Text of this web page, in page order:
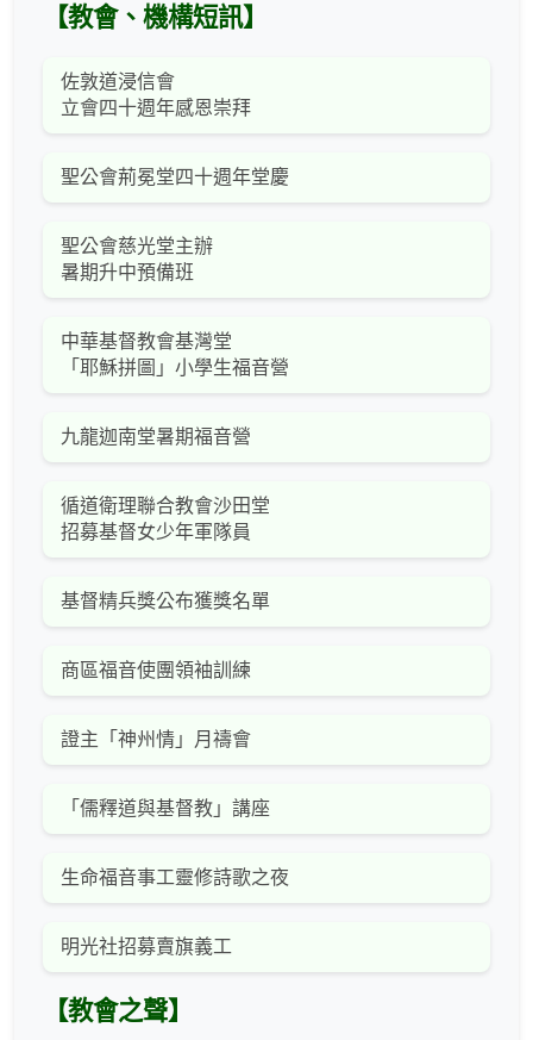
【教會、機構短訊】
佐敦道浸信會
立會四十週年感恩崇拜
聖公會荊冕堂四十週年堂慶
聖公會慈光堂主辦
暑期升中預備班
中華基督教會基灣堂
「耶穌拼圖」小學生福音營
九龍迦南堂暑期福音營
循道衛理聯合教會沙田堂
招募基督女少年軍隊員
基督精兵獎公布獲獎名單
商區福音使團領袖訓練
證主「神州情」月禱會
「儒釋道與基督教」講座
生命福音事工靈修詩歌之夜
明光社招募賣旗義工
【教會之聲】